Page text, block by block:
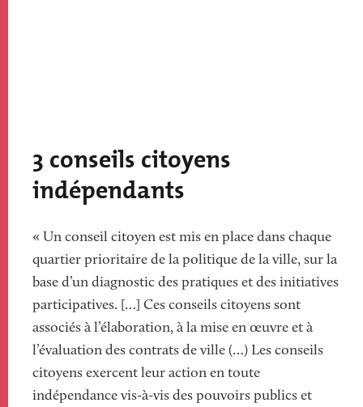
3 conseils citoyens
indépendants
« Un conseil citoyen est mis en place dans chaque
quartier prioritaire de la politique de la ville, sur la
base d’un diagnostic des pratiques et des initiatives
participatives. […] Ces conseils citoyens sont
associés à l’élaboration, à la mise en œuvre et à
l’évaluation des contrats de ville (…) Les conseils
citoyens exercent leur action en toute
indépendance vis-à-vis des pouvoirs publics et